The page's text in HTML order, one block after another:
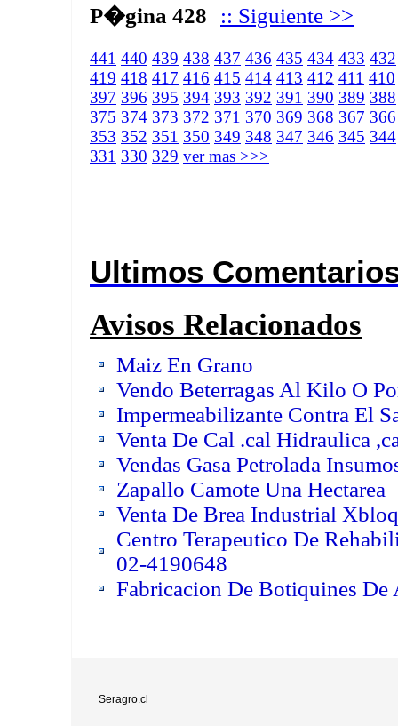
P�gina 428 :: Siguiente >>
441 440 439 438 437 436 435 434 433 432
419 418 417 416 415 414 413 412 411 410
397 396 395 394 393 392 391 390 389 388
375 374 373 372 371 370 369 368 367 366
353 352 351 350 349 348 347 346 345 344
331 330 329 ver mas >>>
Ultimos
Avisos Relacionados
Maiz En Grano
Vendo Beterragas Al Kilo O
Impermeabilizante Contra El
Venta De Cal .cal Hidraulica
Vendas Gasa Petrolada
Zapallo Camote Una Hectarea
Venta De Brea Industrial
Centro Terapeutico De
02-4190648
Fabricacion De Botiquines
Seragro.cl